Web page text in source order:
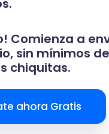
Comienza a
sin mínimos
chiquitas.
ahora Gratis